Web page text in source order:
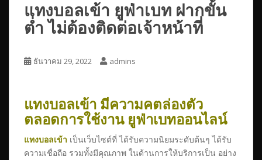
แทงบอลเข้า ยูฟ่าเบท ฝากขั้น
ต่ำ ไม่ต้องติดต่อเจ้าหน้าที่
ธันวาคม 29, 2022 admins
แทงบอลเข้า มีความคตล่องตัว
ตลอดการใช้งาน ยูฟ่าเบทออนไลน์
แทงบอลเข้า เป็นเว็บไซต์ที่ ได้รับความนิยมระดับต้นๆ ได้รับ
ความเชื่อถือ รวมทั้งมีคุณภาพ ในด้านการให้บริการเป็น อย่าง